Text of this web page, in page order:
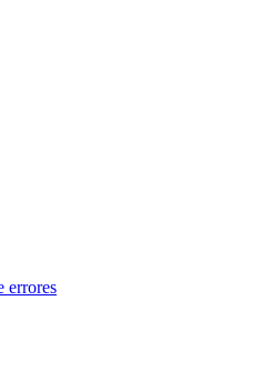
errores